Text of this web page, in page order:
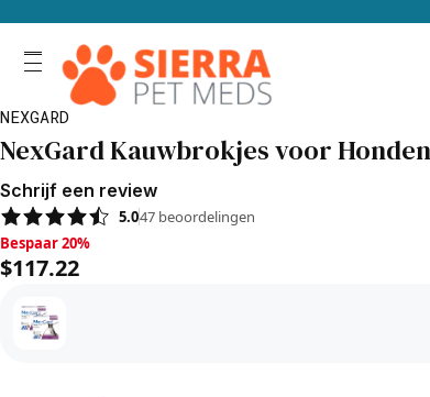
NEXGARD
NexGard Kauwbrokjes voor
Schrijf een review
5.047 beoordelingen
Bespaar 20%, $117.22
Bespaar 20%
$117.22